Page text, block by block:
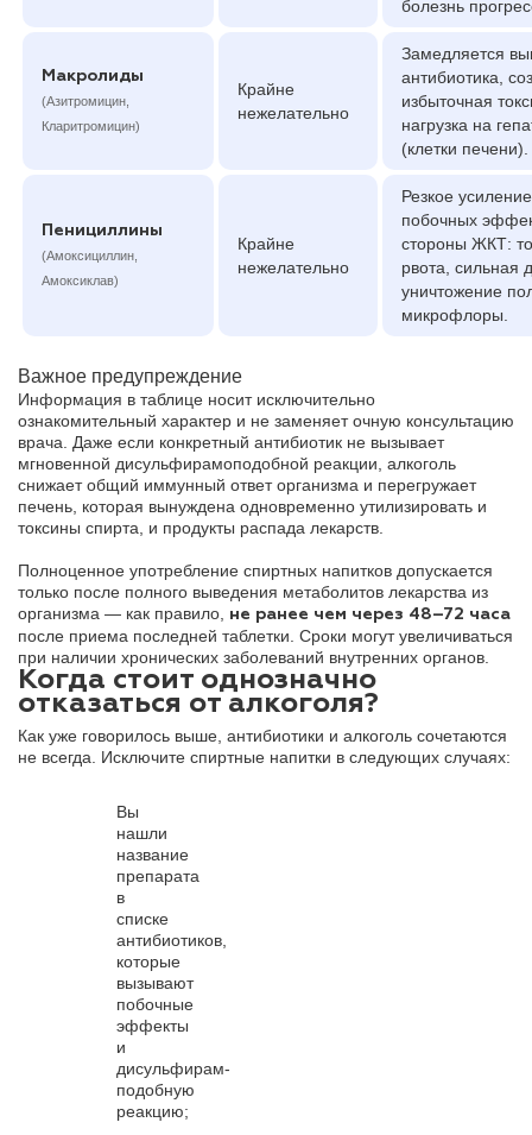
болезнь
Макролиды
(Азитромицин,
Кларитромицин)
Крайне
нежелательно
Замедляется
антибиотика,
избыточная
нагрузка на
(клетки печени).
Пенициллины
(Амоксициллин,
Амоксиклав)
Крайне
нежелательно
Резкое усиление
побочных
стороны ЖКТ:
рвота, сильная
уничтожение
микрофлоры.
Важное предупреждение
Информация в таблице носит исключительно
ознакомительный характер и не заменяет очную консультацию
врача. Даже если конкретный антибиотик не вызывает
мгновенной дисульфирамоподобной реакции, алкоголь
снижает общий иммунный ответ организма и перегружает
печень, которая вынуждена одновременно утилизировать и
токсины спирта, и продукты распада лекарств.
Полноценное употребление спиртных напитков допускается
только после полного выведения метаболитов лекарства из
организма — как правило,
не ранее чем через 48–72 часа
после приема последней таблетки. Сроки могут увеличиваться
при наличии хронических заболеваний внутренних органов.
Когда стоит однозначно
отказаться от алкоголя?
Как уже говорилось выше, антибиотики и алкоголь сочетаются
не всегда. Исключите спиртные напитки в следующих случаях:
Вы
нашли
название
препарата
в
списке
антибиотиков,
которые
вызывают
побочные
эффекты
и
дисульфирам-
подобную
реакцию;